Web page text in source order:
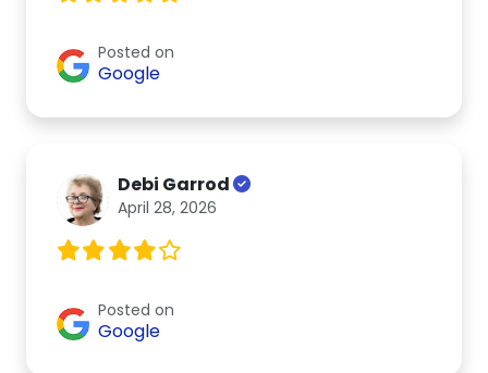
Posted on
Google
Debi Garrod
April 28, 2026
Posted on
Google